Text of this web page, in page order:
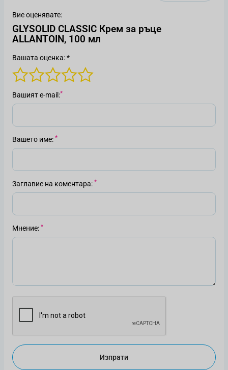
Вие оценявате:
GLYSOLID CLASSIC Крем за ръце
ALLANTOIN, 100 мл
Вашата оценка: *
Вашият е-mail
Вашето име
Заглавие на коментара
Мнение
Изпрати